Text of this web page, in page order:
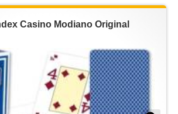
Casino Modiano Original